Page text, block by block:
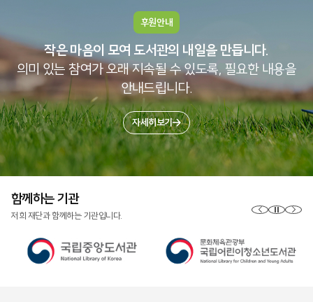
후원안내
작은 마음이 모여 도서관의 내일을 만듭니다.
의미 있는 참여가 오래 지속될 수 있도록, 필요한 내용을
안내드립니다.
자세히보기
함께하는 기관
저희 재단과 함께하는 기관입니다.